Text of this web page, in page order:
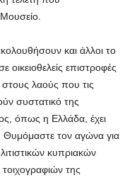
και άλλοι το
επιστροφές
λαούς που τις
συστατικό της
όπως η Ελλάδα, έχει
Θυμόμαστε τον αγώνα για
κυπριακών
της